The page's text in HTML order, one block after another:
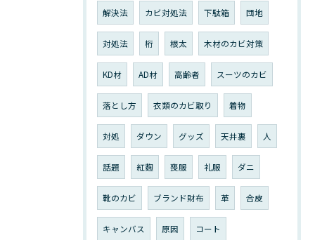
解決法 カビ対処法 下駄箱 団地
対処法 桁 根太 木材のカビ対策
KD材 AD材 高齢者 スーツのカビ
落とし方 衣類のカビ取り 着物
対処 ダウン グッズ 天井裏 人
話題 紅麴 喪服 礼服 ダニ
靴のカビ ブランド財布 革 合皮
キャンバス 原因 コート